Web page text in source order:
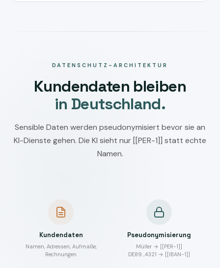
DATENSCHUTZ-ARCHITEKTUR
Kundendaten bleiben
in Deutschland.
Sensible Daten werden pseudonymisiert bevor sie an
KI-Dienste gehen. Die KI sieht nur [[PER-1]] statt echte
Namen.
Kundendaten
Namen, Adressen, Aufmaße,
Rechnungen
Pseudonymisierung
Müller → [[PER-1]]
DE89…4321 → [[IBAN-1]]